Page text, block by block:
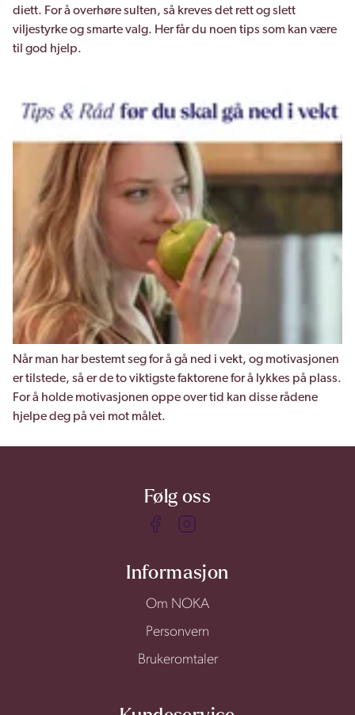
diett. For å overhøre sulten, så kreves det rett og slett
viljestyrke og smarte valg. Her får du noen tips som kan være
til god hjelp.
Når man har bestemt seg for å gå ned i vekt, og motivasjonen
er tilstede, så er de to viktigste faktorene for å lykkes på plass.
For å holde motivasjonen oppe over tid kan disse rådene
hjelpe deg på vei mot målet.
Følg oss
Informasjon
Om NOKA
Personvern
Brukeromtaler